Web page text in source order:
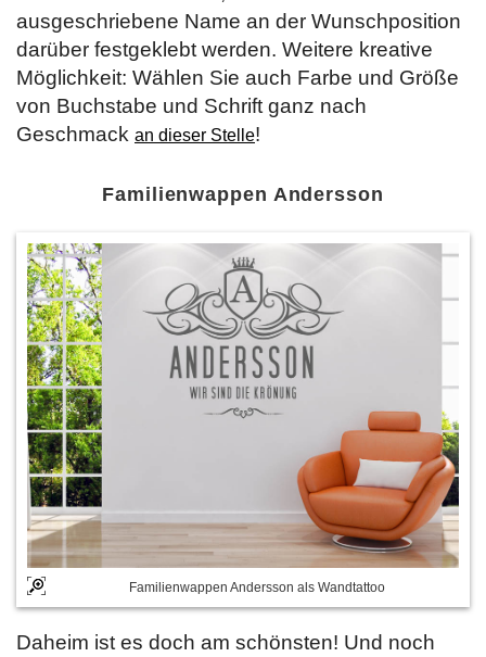
ausgeschriebene Name an der Wunschposition
darüber festgeklebt werden. Weitere kreative
Möglichkeit: Wählen Sie auch Farbe und Größe
von Buchstabe und Schrift ganz nach
Geschmack an dieser Stelle!
Familienwappen Andersson
Familienwappen Andersson als Wandtattoo
Daheim ist es doch am schönsten! Und noch